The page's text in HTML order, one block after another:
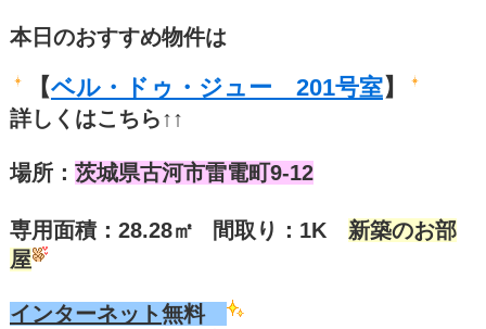
本日のおすすめ物件は
【ベル・ドゥ・ジュー 201号室】
詳しくはこちら↑↑
場所： 茨城県古河市雷電町9-12
専用面積：28.28㎡ 間取り：1K 新築のお部
屋
インターネット無料